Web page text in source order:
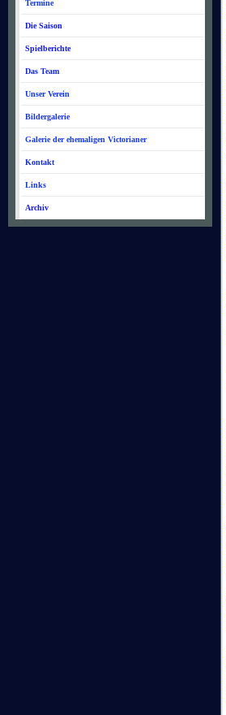
Termine
Die Saison
Spielberichte
Das Team
Unser Verein
Bildergalerie
Galerie der ehemaligen Victorianer
Kontakt
Links
Archiv